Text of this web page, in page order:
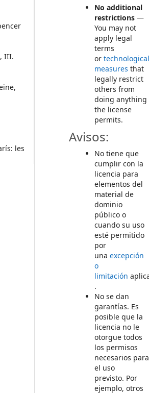
III.
les
No additional
restrictions —
You may not
apply legal
terms
ortechnological
measures that
legally restrict
others from
doing anything
the license
permits.
Avisos:
No tiene que
cumplir con la
licencia para
elementos del
material de
dominio
público o
cuando su uso
esté permitido
por
unaexcepción
o
limitación
.
No se dan
garantías. Es
posible que la
licencia no le
otorgue todos
los permisos
necesarios para
el uso
previsto. Por
ejemplo, otros